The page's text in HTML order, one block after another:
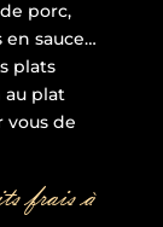
porc,
sauce…
plats
au plat
vous de
frais à